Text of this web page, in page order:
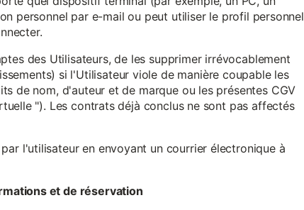
personnel par e-mail ou peut utiliser le profil personnel
des Utilisateurs, de les supprimer irrévocablement
si l'Utilisateur viole de manière coupable les
de nom, d'auteur et de marque ou les présentes CGV
"). Les contrats déjà conclus ne sont pas affectés
l'utilisateur en envoyant un courrier électronique à
et de réservation